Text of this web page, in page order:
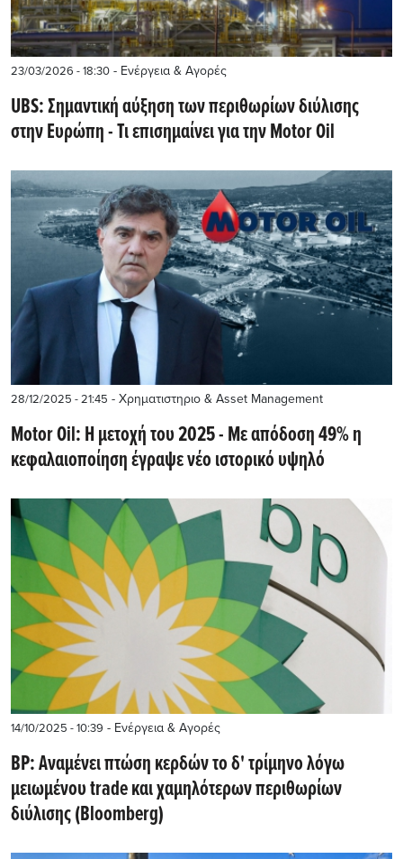
23/03/2026 - 18:30 - Ενέργεια & Αγορές
UBS: Σημαντική αύξηση των περιθωρίων διύλισης
στην Ευρώπη - Τι επισημαίνει για την Motor Oil
28/12/2025 - 21:45 - Χρηματιστηριο & Asset Management
Motor Oil: Η μετοχή του 2025 - Με απόδοση 49% η
κεφαλαιοποίηση έγραψε νέο ιστορικό υψηλό
14/10/2025 - 10:39 - Ενέργεια & Αγορές
BP: Αναμένει πτώση κερδών το δ' τρίμηνο λόγω
μειωμένου trade και χαμηλότερων περιθωρίων
διύλισης (Bloomberg)